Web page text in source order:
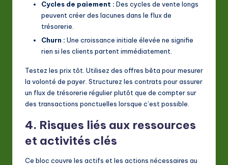
Cycles de paiement : Des cycles de vente longs
peuvent créer des lacunes dans le flux de
trésorerie.
Churn : Une croissance initiale élevée ne signifie
rien si les clients partent immédiatement.
Testez les prix tôt. Utilisez des offres bêta pour mesurer
la volonté de payer. Structurez les contrats pour assurer
un flux de trésorerie régulier plutôt que de compter sur
des transactions ponctuelles lorsque c’est possible.
4. Risques liés aux ressources
et activités clés
Ce bloc couvre les actifs et les actions nécessaires au